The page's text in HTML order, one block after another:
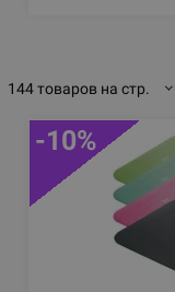
144 товаров на стр.
-10%